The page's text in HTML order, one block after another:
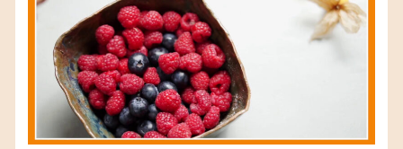
benessere
Crema
proteica
gli